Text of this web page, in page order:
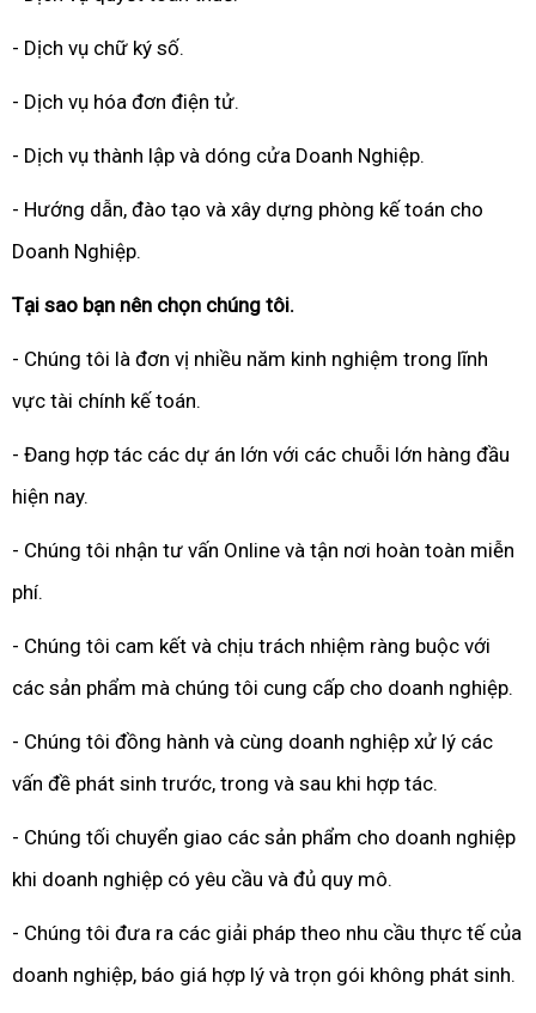
- Dịch vụ chữ ký số.
- Dịch vụ hóa đơn điện tử.
- Dịch vụ thành lập và dóng cửa Doanh Nghiệp.
- Hướng dẫn, đào tạo và xây dựng phòng kế toán cho
Doanh Nghiệp.
Tại sao bạn nên chọn chúng tôi.
- Chúng tôi là đơn vị nhiều năm kinh nghiệm trong lĩnh
vực tài chính kế toán.
- Đang hợp tác các dự án lớn với các chuỗi lớn hàng đầu
hiện nay.
- Chúng tôi nhận tư vấn Online và tận nơi hoàn toàn miễn
phí.
- Chúng tôi cam kết và chịu trách nhiệm ràng buộc với
các sản phẩm mà chúng tôi cung cấp cho doanh nghiệp.
- Chúng tôi đồng hành và cùng doanh nghiệp xử lý các
vấn đề phát sinh trước, trong và sau khi hợp tác.
- Chúng tối chuyển giao các sản phẩm cho doanh nghiệp
khi doanh nghiệp có yêu cầu và đủ quy mô.
- Chúng tôi đưa ra các giải pháp theo nhu cầu thực tế của
doanh nghiệp, báo giá hợp lý và trọn gói không phát sinh.